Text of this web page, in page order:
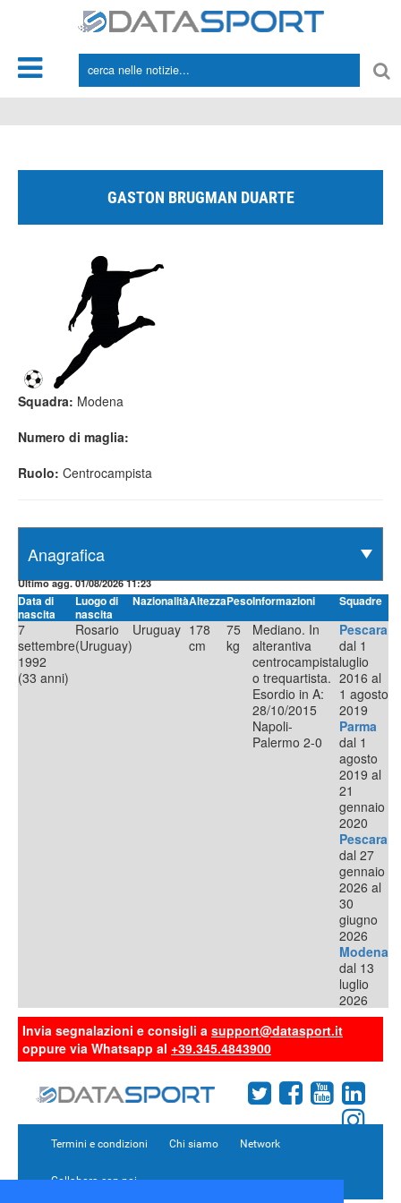
GASTON BRUGMAN DUARTE
Squadra: Modena
Numero di maglia:
Ruolo: Centrocampista
Ultimo agg. 01/08/2026 11:23
Data di
nascita
Luogo di
nascita
NazionalitàAltezzaPesoInformazioni Squadre
7
settembre
1992
(33 anni)
Rosario
(Uruguay)
Uruguay 178
cm
75
kg
Mediano. In
alterantiva
centrocampista
o trequartista.
Esordio in A:
28/10/2015
Napoli-
Palermo 2-0
Pescara
dal 1
luglio
2016 al
1 agosto
2019
Parma
dal 1
agosto
2019 al
21
gennaio
2020
Pescara
dal 27
gennaio
2026 al
30
giugno
2026
Modena
dal 13
luglio
2026
Invia segnalazioni e consigli a support@datasport.it
oppure via Whatsapp al +39.345.4843900
Termini e condizioni Chi siamo Network
Collabora con noi